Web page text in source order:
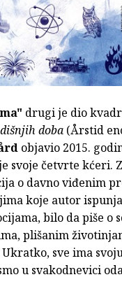
drugi je dio
doba (Årstid
objavio 2015.
svoje četvrte kćeri.
o davno viđenim
koje autor
bilo da piše o
plišanim
sve ima
u svakodnevici